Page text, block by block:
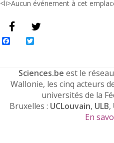
<li>Aucun événement à cet
Facebook
Sciences.be est le
Wallonie, les cinq acteurs
universités de la
Bruxelles : UCLouvain, ULB,
En